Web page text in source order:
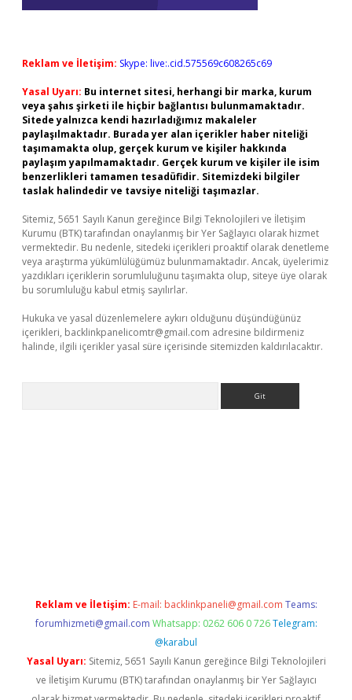
Reklam ve İletişim: Skype: live:.cid.575569c608265c69
Yasal Uyarı: Bu internet sitesi, herhangi bir marka, kurum
veya şahıs şirketi ile hiçbir bağlantısı bulunmamaktadır.
Sitede yalnızca kendi hazırladığımız makaleler
paylaşılmaktadır. Burada yer alan içerikler haber niteliği
taşımamakta olup, gerçek kurum ve kişiler hakkında
paylaşım yapılmamaktadır. Gerçek kurum ve kişiler ile isim
benzerlikleri tamamen tesadüfidir. Sitemizdeki bilgiler
taslak halindedir ve tavsiye niteliği taşımazlar.
Sitemiz, 5651 Sayılı Kanun gereğince Bilgi Teknolojileri ve İletişim
Kurumu (BTK) tarafından onaylanmış bir Yer Sağlayıcı olarak hizmet
vermektedir. Bu nedenle, sitedeki içerikleri proaktif olarak denetleme
veya araştırma yükümlülüğümüz bulunmamaktadır. Ancak, üyelerimiz
yazdıkları içeriklerin sorumluluğunu taşımakta olup, siteye üye olarak
bu sorumluluğu kabul etmiş sayılırlar.
Hukuka ve yasal düzenlemelere aykırı olduğunu düşündüğünüz
içerikleri, backlinkpanelicomtr@gmail.com adresine bildirmeniz
halinde, ilgili içerikler yasal süre içerisinde sitemizden kaldırılacaktır.
Reklam ve İletişim: E-mail: backlinkpaneli@gmail.com Teams:
forumhizmeti@gmail.com Whatsapp: 0262 606 0 726 Telegram:
@karabul
Yasal Uyarı: Sitemiz, 5651 Sayılı Kanun gereğince Bilgi Teknolojileri
ve İletişim Kurumu (BTK) tarafından onaylanmış bir Yer Sağlayıcı